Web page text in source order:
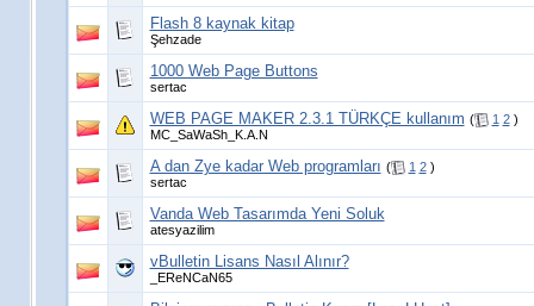
Flash 8 kaynak kitap
Şehzade
1000 Web Page Buttons
sertac
WEB PAGE MAKER 2.3.1 TÜRKÇE kullanım ( 1 2 )
MC_SaWaSh_K.A.N
A dan Zye kadar Web programları ( 1 2 )
sertac
Vanda Web Tasarımda Yeni Soluk
atesyazilim
vBulletin Lisans Nasıl Alınır?
_EReNCaN65